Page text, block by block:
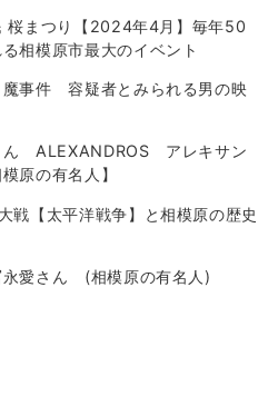
桜まつり【2024年4月】毎年50
相模原市最大のイベント
魔事件 容疑者とみられる男の映
ん ALEXANDROS アレキサン
原の有名人】
戦【太平洋戦争】と相模原の歴史
永愛さん (相模原の有名人)